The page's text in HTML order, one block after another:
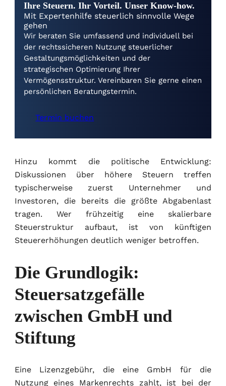
Ihre Steuern. Ihr Vorteil. Unser Know-how.
Mit Expertenhilfe steuerlich sinnvolle Wege
gehen
Wir beraten Sie umfassend und individuell bei
der rechtssicheren Nutzung steuerlicher
Gestaltungsmöglichkeiten und der
strategischen Optimierung Ihrer
Vermögensstruktur. Vereinbaren Sie gerne einen
persönlichen Beratungstermin.
Termin buchen
Hinzu kommt die politische Entwicklung:
Diskussionen über höhere Steuern treffen
typischerweise zuerst Unternehmer und
Investoren, die bereits die größte Abgabenlast
tragen. Wer frühzeitig eine skalierbare
Steuerstruktur aufbaut, ist von künftigen
Steuererhöhungen deutlich weniger betroffen.
Die Grundlogik:
Steuersatzgefälle
zwischen GmbH und
Stiftung
Eine Lizenzgebühr, die eine GmbH für die
Nutzung eines Markenrechts zahlt, ist bei der